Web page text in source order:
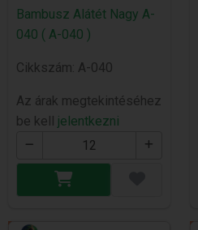
Bambusz Alátét Nagy A-
040 ( A-040 )
Cikkszám: A-040
Az árak megtekintéséhez
be kell jelentkezni